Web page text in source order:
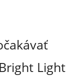
Light